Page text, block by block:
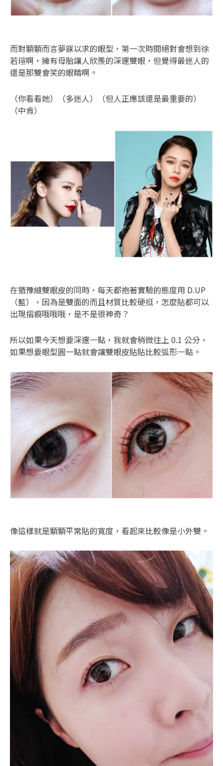
而對顆顆而言夢寐以求的眼型，第一次時間絕對會想到徐
若瑄啊，擁有母胎讓人欣羨的深邃雙眼，但覺得最迷人的
還是那雙會笑的眼睛啊。
（你看看她）（多迷人）（但人正應該還是最重要的）
（中肯）
在猶豫縫雙眼皮的同時，每天都抱著實驗的態度用 D.UP
（藍），因為是雙面的而且材質比較硬挺，怎麼貼都可以
出現摺痕哦哦哦，是不是很神奇？
所以如果今天想要深邃一點，我就會稍微往上 0.1 公分，
如果想要眼型圓一點就會讓雙眼皮貼貼比較弧形一點。
像這樣就是顆顆平常貼的寬度，看起來比較像是小外雙。